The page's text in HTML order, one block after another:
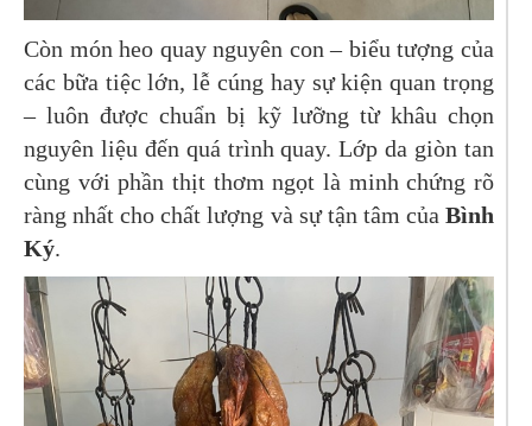
Còn món heo quay nguyên con – biểu tượng của
các bữa tiệc lớn, lễ cúng hay sự kiện quan trọng
– luôn được chuẩn bị kỹ lưỡng từ khâu chọn
nguyên liệu đến quá trình quay. Lớp da giòn tan
cùng với phần thịt thơm ngọt là minh chứng rõ
ràng nhất cho chất lượng và sự tận tâm của Bình
Ký.